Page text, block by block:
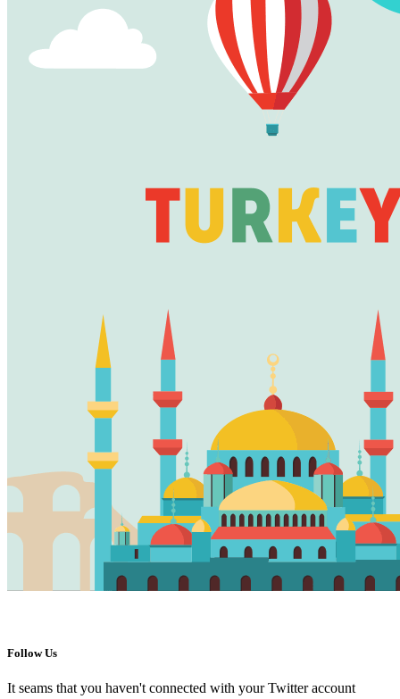
Follow Us
It seams that you haven't connected with your Twitter account